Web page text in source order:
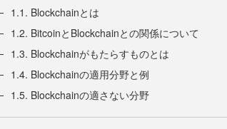
1.1. Blockchainとは
1.2. BitcoinとBlockchainとの関係について
1.3. Blockchainがもたらすものとは
1.4. Blockchainの適用分野と例
1.5. Blockchainの適さない分野